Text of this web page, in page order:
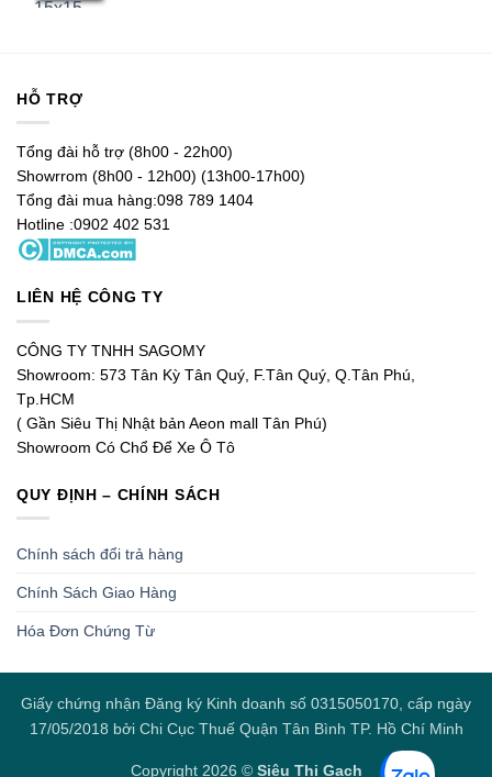
HỖ TRỢ
Tổng đài hỗ trợ (8h00 - 22h00)
Showrrom (8h00 - 12h00) (13h00-17h00)
Tổng đài mua hàng:098 789 1404
Hotline :0902 402 531
LIÊN HỆ CÔNG TY
CÔNG TY TNHH SAGOMY
Showroom: 573 Tân Kỳ Tân Quý, F.Tân Quý, Q.Tân Phú,
Tp.HCM
( Gần Siêu Thị Nhật bản Aeon mall Tân Phú)
Showroom Có Chổ Để Xe Ô Tô
QUY ĐỊNH – CHÍNH SÁCH
Chính sách đổi trả hàng
Chính Sách Giao Hàng
Hóa Đơn Chứng Từ
Giấy chứng nhận Đăng ký Kinh doanh số 0315050170, cấp ngày
17/05/2018 bởi Chi Cục Thuế Quận Tân Bình TP. Hồ Chí Minh
Copyright 2026 © Siêu Thị Gạch